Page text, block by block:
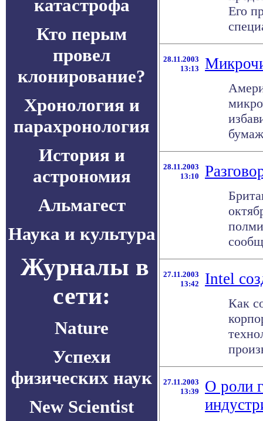
катастрофа
Кто перым
провел
клонирование?
Хронология и
парахронология
История и
астрономия
Альмагест
Наука и культура
Журналы в
сети:
Nature
Успехи
физических наук
New Scientist
Его
28.11.2003
13:13
28.11.2003
13:10
27.11.2003
13:42
Intel
Как
27.11.2003
13:39
О роли